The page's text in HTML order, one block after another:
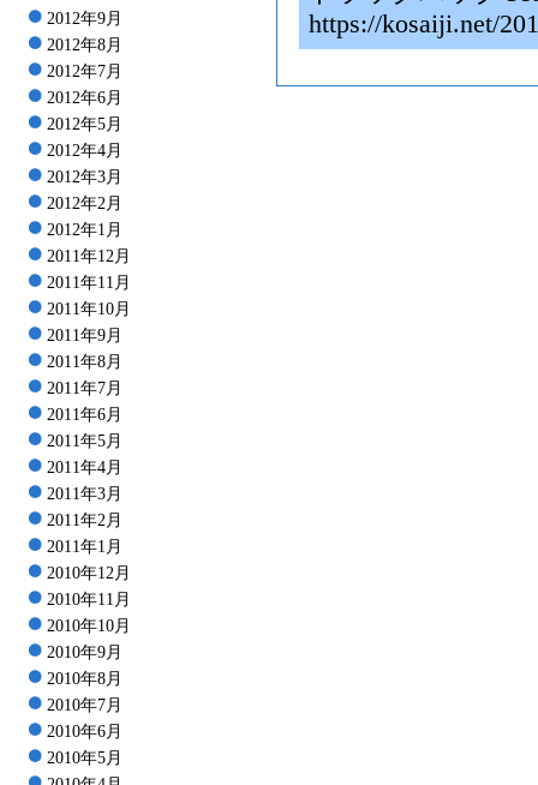
2012年9月
2012年8月
2012年7月
2012年6月
2012年5月
2012年4月
2012年3月
2012年2月
2012年1月
2011年12月
2011年11月
2011年10月
2011年9月
2011年8月
2011年7月
2011年6月
2011年5月
2011年4月
2011年3月
2011年2月
2011年1月
2010年12月
2010年11月
2010年10月
2010年9月
2010年8月
2010年7月
2010年6月
2010年5月
https://kosaiji.net/